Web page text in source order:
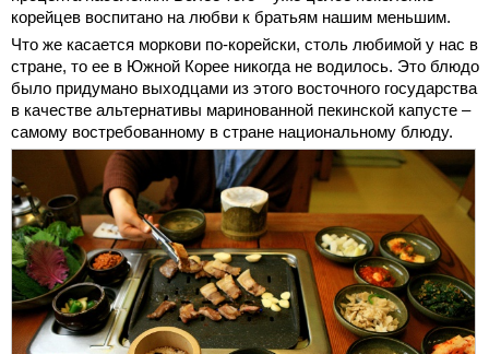
корейцев воспитано на любви к братьям нашим меньшим.
Что же касается моркови по-корейски, столь любимой у нас в
стране, то ее в Южной Корее никогда не водилось. Это блюдо
было придумано выходцами из этого восточного государства
в качестве альтернативы маринованной пекинской капусте –
самому востребованному в стране национальному блюду.